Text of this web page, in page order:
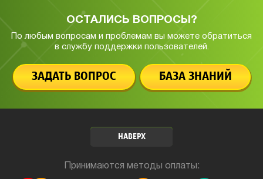
ОСТАЛИСЬ ВОПРОСЫ?
По любым вопросам и проблемам вы можете обратиться
в службу поддержки пользователей.
ЗАДАТЬ ВОПРОС БАЗА ЗНАНИЙ
Принимаются методы оплаты:
НАВЕРХ